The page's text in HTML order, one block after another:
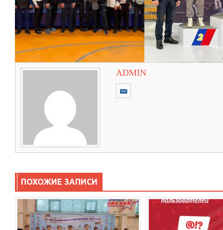
ADMIN
ПОХОЖИЕ ЗАПИСИ